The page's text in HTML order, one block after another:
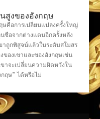
สูงของอังกฤษ
คือการเปลี่ยนแปลงครั้งใหญ่
ซือจากต่างแดนอีกครั้งหลัง
ถูกพิสูจน์แล้วในระดับสโมสร
องเขาและของอังกฤษเช่น
าจะเปลี่ยนความผิดหวังใน
ฤษ” ได้หรือไม่